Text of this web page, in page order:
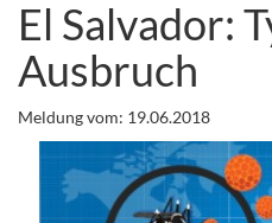
El Salvador:
Ausbruch
Meldung vom: 19.06.2018